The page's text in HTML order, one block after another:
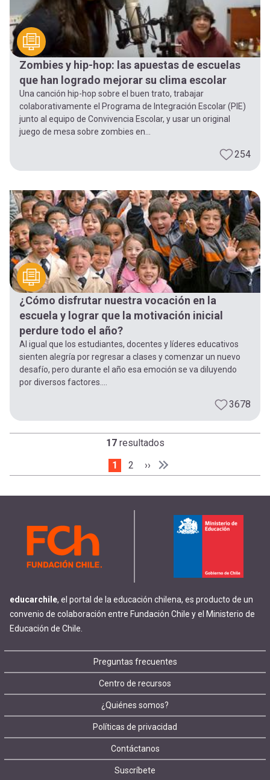
Zombies y hip-hop: las apuestas de escuelas
que han logrado mejorar su clima escolar
Una canción hip-hop sobre el buen trato, trabajar
colaborativamente el Programa de Integración Escolar (PIE)
junto al equipo de Convivencia Escolar, y usar un original
juego de mesa sobre zombies en...
254
¿Cómo disfrutar nuestra vocación en la
escuela y lograr que la motivación inicial
perdure todo el año?
Al igual que los estudiantes, docentes y líderes educativos
sienten alegría por regresar a clases y comenzar un nuevo
desafío, pero durante el año esa emoción se va diluyendo
por diversos factores....
3678
17resultados
Página actual
1 Page
2 Siguiente página
›› Última página
Última »
educarchile, el portal de la educación chilena, es producto de un
convenio de colaboración entre Fundación Chile y el Ministerio de
Educación de Chile.
Footer
menu
Preguntas frecuentes
Centro de recursos
¿Quiénes somos?
Políticas de privacidad
Contáctanos
Suscríbete